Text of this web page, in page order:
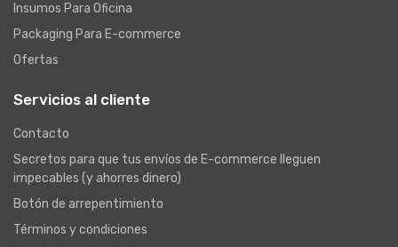
Insumos Para Oficina
Packaging Para E-commerce
Ofertas
Servicios al cliente
Contacto
Secretos para que tus envíos de E-commerce lleguen
impecables (y ahorres dinero)
Botón de arrepentimiento
Términos y condiciones